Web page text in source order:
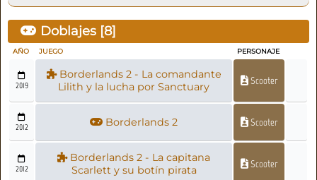
Doblajes [8]
AÑO JUEGO PERSONAJE
2019
Borderlands 2 - La comandante
Lilith y la lucha por Sanctuary
Scooter
2012 Borderlands 2 Scooter
2012
Borderlands 2 - La capitana
Scarlett y su botín pirata
Scooter